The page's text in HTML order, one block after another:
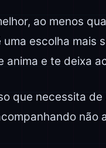
ao menos
escolha mais
anima e te deixa
que necessita
não